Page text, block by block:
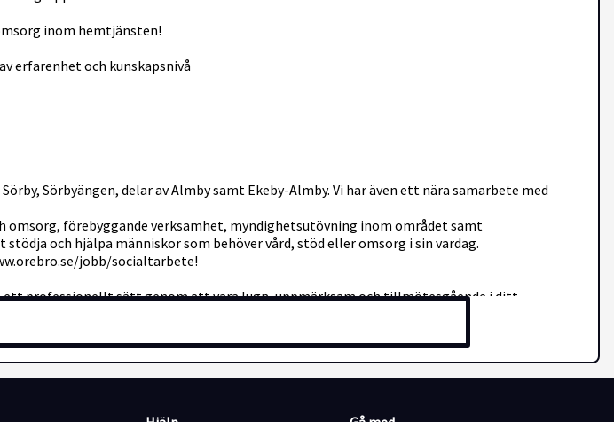
inom hemtjänsten!
erfarenhet och kunskapsnivå
Sörbyängen, delar av Almby samt Ekeby-Almby. Vi har även ett nära samarbete med
omsorg, förebyggande verksamhet, myndighetsutövning inom området samt
och hjälpa människor som behöver vård, stöd eller omsorg i sin vardag.
jobb/socialtarbete!
ett professionellt sätt genom att vara lugn, uppmärksam och tillmötesgående i ditt
Du samarbetar bra med andra människor och relaterar dig till dem på ett lyhört och
behov. Dessutom har du lätt att anpassa dig efter ändrade omständigheter och ser
med kunden och övrig personal, samt skriftligt dokumentera det som verksamheten